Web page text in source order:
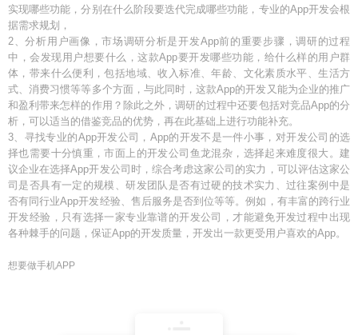
实现哪些功能，分别在什么阶段要迭代完成哪些功能，专业的App开发会根
据需求规划，
2、分析用户画像，市场调研分析是开发App前的重要步骤，调研的过程
中，会发现用户想要什么，这款App要开发哪些功能，给什么样的用户群
体，带来什么便利，包括地域、收入标准、年龄、文化素质水平、生活方
式、消费习惯等等多个方面，与此同时，这款App的开发又能为企业的推广
和盈利带来怎样的作用？除此之外，调研的过程中还要包括对竞品App的分
析，可以适当的借鉴竞品的优势，再在此基础上进行功能补充。
3、寻找专业的App开发公司，App的开发不是一件小事，对开发公司的选
择也需要十分慎重，市面上的开发公司鱼龙混杂，选择起来难度很大。建
议企业在选择App开发公司时，综合考虑这家公司的实力，可以评估这家公
司是否具有一定的规模、研发团队是否有过硬的技术实力、过往案例中是
否有同行业App开发经验、售后服务是否到位等等。例如，有丰富的跨行业
开发经验，只有选择一家专业靠谱的开发公司，才能避免开发过程中出现
各种棘手的问题，保证App的开发质量，开发出一款更受用户喜欢的App。
想要做手机APP